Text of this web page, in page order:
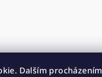
Dalším procházením